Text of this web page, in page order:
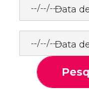
Data
Data